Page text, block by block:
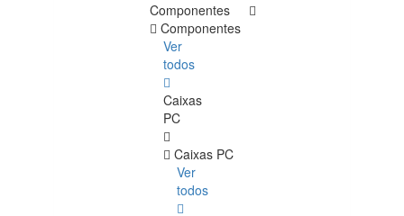
Componentes
Componentes
Ver
todos
Caixas
PC
Caixas PC
Ver
todos